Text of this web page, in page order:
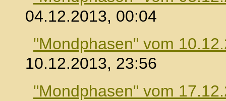
04.12.2013, 00:04
"Mondphasen" vom
10.12.2013, 23:56
"Mondphasen" vom